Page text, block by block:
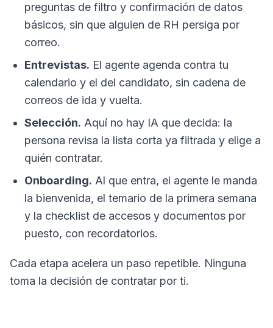
preguntas de filtro y confirmación de datos
básicos, sin que alguien de RH persiga por
correo.
Entrevistas. El agente agenda contra tu
calendario y el del candidato, sin cadena de
correos de ida y vuelta.
Selección. Aquí no hay IA que decida: la
persona revisa la lista corta ya filtrada y elige a
quién contratar.
Onboarding. Al que entra, el agente le manda
la bienvenida, el temario de la primera semana
y la checklist de accesos y documentos por
puesto, con recordatorios.
Cada etapa acelera un paso repetible. Ninguna
toma la decisión de contratar por ti.